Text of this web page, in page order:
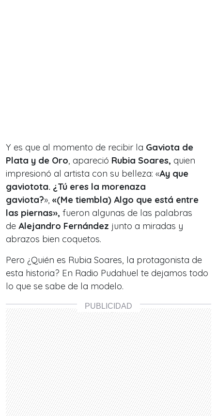
Y es que al momento de recibir la Gaviota de
Plata y de Oro, apareció Rubia Soares, quien
impresionó al artista con su belleza: «Ay que
gaviotota. ¿Tú eres la morenaza
gaviota?», «(Me tiembla) Algo que está entre
las piernas», fueron algunas de las palabras
de Alejandro Fernández junto a miradas y
abrazos bien coquetos.
Pero ¿Quién es Rubia Soares, la protagonista de
esta historia? En Radio Pudahuel te dejamos todo
lo que se sabe de la modelo.